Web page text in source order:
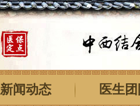
新闻动态 医生